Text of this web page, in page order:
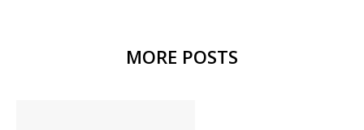
MORE POSTS